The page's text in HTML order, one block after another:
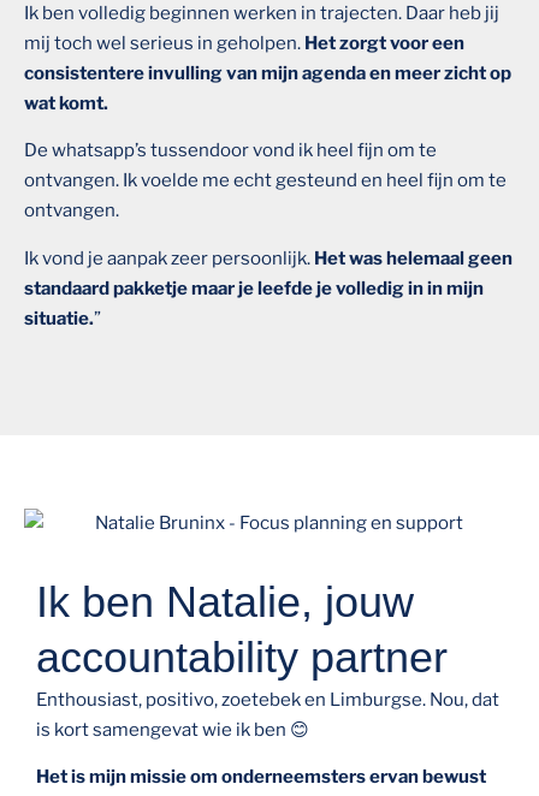
Ik ben volledig beginnen werken in trajecten. Daar heb jij
mij toch wel serieus in geholpen. Het zorgt voor een
consistentere invulling van mijn agenda en meer zicht op
wat komt.
De whatsapp’s tussendoor vond ik heel fijn om te
ontvangen. Ik voelde me echt gesteund en heel fijn om te
ontvangen.
Ik vond je aanpak zeer persoonlijk. Het was helemaal geen
standaard pakketje maar je leefde je volledig in in mijn
situatie.”
Ik ben Natalie, jouw
accountability partner
Enthousiast, positivo, zoetebek en Limburgse. Nou, dat
is kort samengevat wie ik ben 😊
Het is mijn missie om onderneemsters ervan bewust